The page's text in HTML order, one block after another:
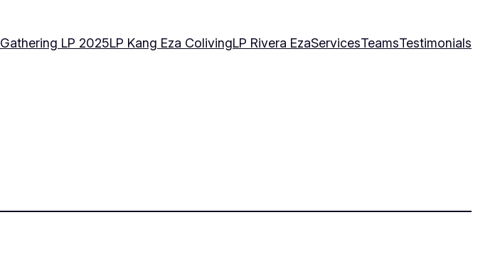
Gathering LP 2025LP Kang Eza ColivingLP Rivera EzaServicesTeamsTestimonials